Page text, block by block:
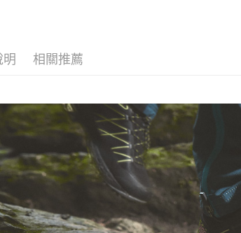
明 相關推薦